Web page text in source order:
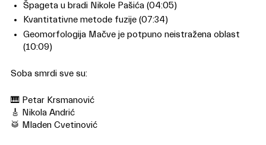
Špageta u bradi Nikole Pašića (04:05)
Kvantitativne metode fuzije (07:34)
Geomorfologija Mačve je potpuno neistražena oblast
(10:09)
Soba smrdi sve su:
🎹 Petar Krsmanović
🎸 Nikola Andrić
🥁 Mladen Cvetinović